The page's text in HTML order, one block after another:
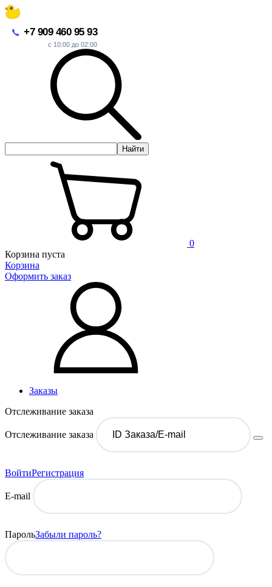
+7 909 460 95 93
с 10:00 до 02:00
Найти
0
Корзина пуста
Корзина
Оформить заказ
Заказы
Отслеживание заказа
Отслеживание заказа
ВойтиРегистрация
E-mail
ПарольЗабыли пароль?